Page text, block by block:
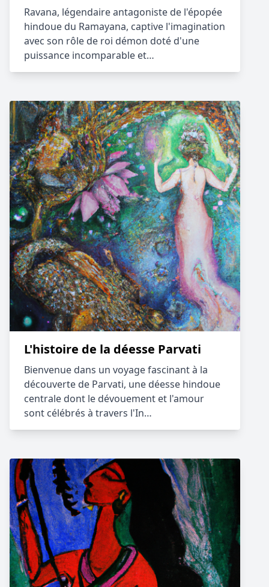
Ravana, légendaire antagoniste de l'épopée
hindoue du Ramayana, captive l'imagination
avec son rôle de roi démon doté d'une
puissance incomparable et…
L'histoire de la déesse Parvati
Bienvenue dans un voyage fascinant à la
découverte de Parvati, une déesse hindoue
centrale dont le dévouement et l'amour
sont célébrés à travers l'In…